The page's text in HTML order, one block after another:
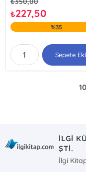
₺227,50
%35
Sepete
10
İLGİ
ŞTİ.
İlgi